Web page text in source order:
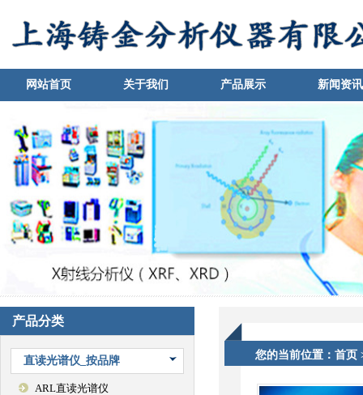
网站首页 关于我们 产品展示 新闻资讯
1
产品分类
直读光谱仪_按品牌
ARL直读光谱仪
您的当前位置： 首页